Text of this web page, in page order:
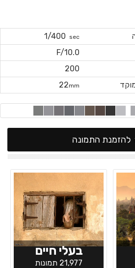
sec
1/400
F/10.0
200
22mm
להזמנת התמונה
בעלי חיים
21,977 תמונות